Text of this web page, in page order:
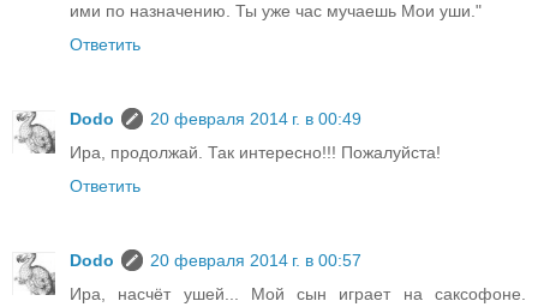
ими по назначению. Ты уже час мучаешь Мои уши."
Ответить
Dodo
20 февраля 2014 г. в 00:49
Ира, продолжай. Так интересно!!! Пожалуйста!
Ответить
Dodo
20 февраля 2014 г. в 00:57
Ира, насчёт ушей... Мой сын играет на саксофоне.